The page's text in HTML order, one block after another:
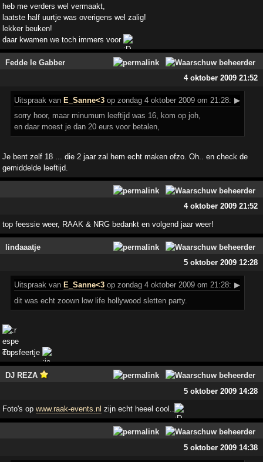
heb me verders wel vermaakt,
laatste half uurtje was overigens wel zalig!
lekker beuken!
daar kwamen we toch immers voor
Fedde le Gabber
4 oktober 2009 21:52
Uitspraak van E_Sanne<3 op zondag 4 oktober 2009 om 21:28: ▶
sorry hoor, maar minumum leeftijd was 16, kom op joh,
en daar moest je dan 20 eurs voor betalen,
Je bent zelf 18 ... die 2 jaar zal hem echt maken ofzo. Oh.. en check de
gemiddelde leeftijd.
4 oktober 2009 21:52
top feessie weer, RAAK & NRG bedankt en volgend jaar weer!
lindaaatje
5 oktober 2009 12:28
Uitspraak van E_Sanne<3 op zondag 4 oktober 2009 om 21:28: ▶
dit was echt zoown low life hollywood sletten party.
Topsfeertje
DJ REZA
5 oktober 2009 14:28
Foto's op www.raak-events.nl zijn echt heeel cool..
5 oktober 2009 14:38